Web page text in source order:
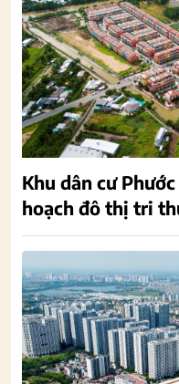
Khu dân cư
hoạch đô thị tri